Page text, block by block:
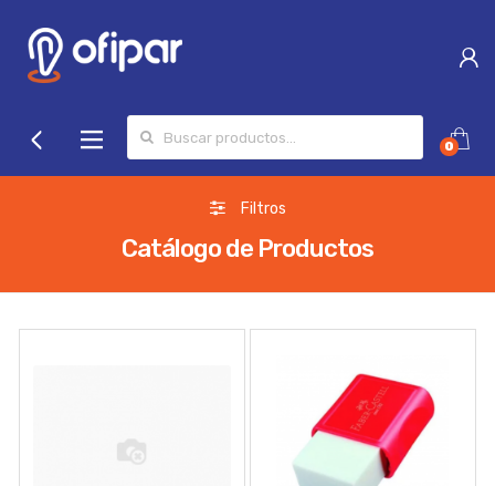
Search for:
0
Filtros
Catálogo de Productos